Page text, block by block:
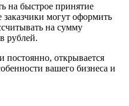
на быстрое принятие
могут оформить
на сумму
рублей.
постоянно, открывается
вашего бизнеса и